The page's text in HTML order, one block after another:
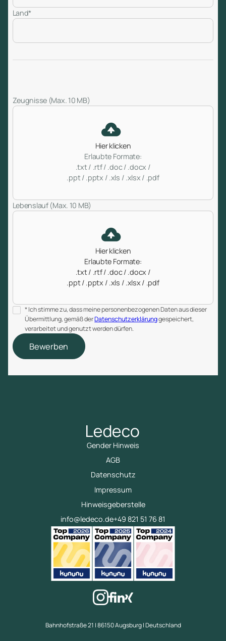
Land*
Zeugnisse (Max. 10 MB)
Hier klicken
Erlaubte Formate:
.txt / .rtf / .doc / .docx /
.ppt / .pptx / .xls / .xlsx / .pdf
Lebenslauf (Max. 10 MB)
Hier klicken
Erlaubte Formate:
.txt / .rtf / .doc / .docx /
.ppt / .pptx / .xls / .xlsx / .pdf
* Ich stimme zu, dass meine personenbezogenen Daten aus dieser
Übermittlung, gemäß derDatenschutzerklärunggespeichert,
verarbeitet und genutzt werden dürfen.
Bewerben
info@ledeco.de+49 821 51 76 81
Bahnhofstraße 21 | 86150 Augsburg | Deutschland
Gender Hinweis
AGB
Datenschutz
Impressum
Hinweisgeberstelle